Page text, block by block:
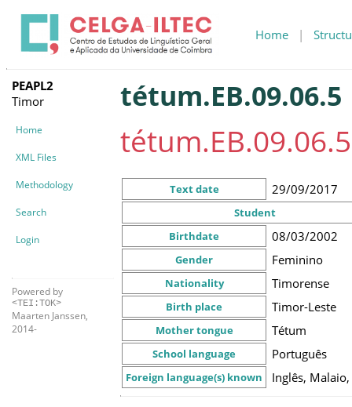
Home |
PEAPL2
Timor
Home
XML Files
Methodology
Search
Login
Powered by
<TEI:TOK>
Maarten Janssen,
2014-
tétum.EB.09.06.5
tétum.EB.09.06.5
Text date 29/09/2017
Student
Birthdate
08/03/2002
Gender Feminino
Nationality Timorense
Birth place Timor-Leste
Mother tongue Tétum
School language Português
Foreign language(s) known Inglês,